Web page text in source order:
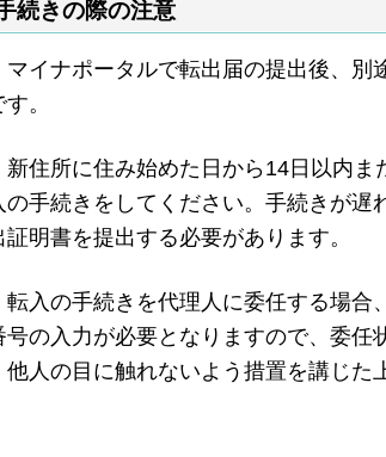
続きの際の注意
イナポータルで転出届の提出後、別
。
住所に住み始めた日から14日以内ま
の手続きをしてください。手続きが遅
証明書を提出する必要があります。
入の手続きを代理人に委任する場合
号の入力が必要とな りますので、委任
他人の目に触れないよう措置を講じた